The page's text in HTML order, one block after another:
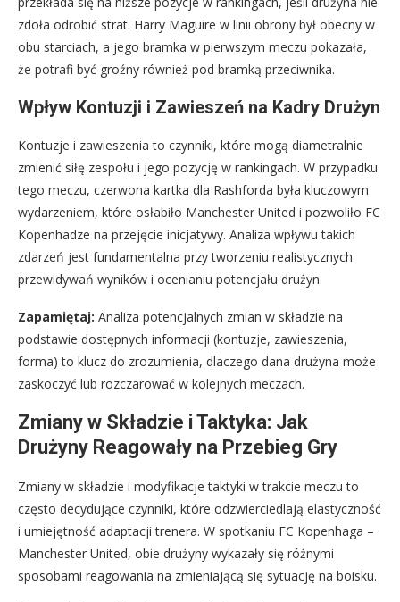
zdoła odrobić strat. Harry Maguire w linii obrony był obecny w
obu starciach, a jego bramka w pierwszym meczu pokazała,
że potrafi być groźny również pod bramką przeciwnika.
Wpływ Kontuzji i Zawieszeń na Kadry Drużyn
Kontuzje i zawieszenia to czynniki, które mogą diametralnie
zmienić siłę zespołu i jego pozycję w rankingach. W przypadku
tego meczu, czerwona kartka dla Rashforda była kluczowym
wydarzeniem, które osłabiło Manchester United i pozwoliło FC
Kopenhadze na przejęcie inicjatywy. Analiza wpływu takich
zdarzeń jest fundamentalna przy tworzeniu realistycznych
przewidywań wyników i ocenianiu potencjału drużyn.
Zapamiętaj: Analiza potencjalnych zmian w składzie na
podstawie dostępnych informacji (kontuzje, zawieszenia,
forma) to klucz do zrozumienia, dlaczego dana drużyna może
zaskoczyć lub rozczarować w kolejnych meczach.
Zmiany w Składzie i Taktyka: Jak
Drużyny Reagowały na Przebieg Gry
Zmiany w składzie i modyfikacje taktyki w trakcie meczu to
często decydujące czynniki, które odzwierciedlają elastyczność
i umiejętność adaptacji trenera. W spotkaniu FC Kopenhaga –
Manchester United, obie drużyny wykazały się różnymi
sposobami reagowania na zmieniającą się sytuację na boisku.